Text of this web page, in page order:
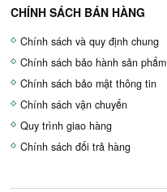
CHÍNH SÁCH BÁN HÀNG
Chính sách và quy định chung
Chính sách bảo hành sản phẩm
Chính sách bảo mật thông tin
Chính sách vận chuyển
Quy trình giao hàng
Chính sách đổi trả hàng